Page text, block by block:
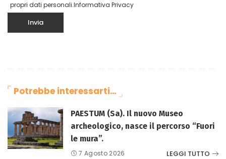
propri dati personali.Informativa Privacy
Potrebbe interessarti…
PAESTUM (Sa). Il nuovo Museo
archeologico, nasce il percorso “Fuori
le mura”.
7 Agosto 2026 LEGGI TUTTO